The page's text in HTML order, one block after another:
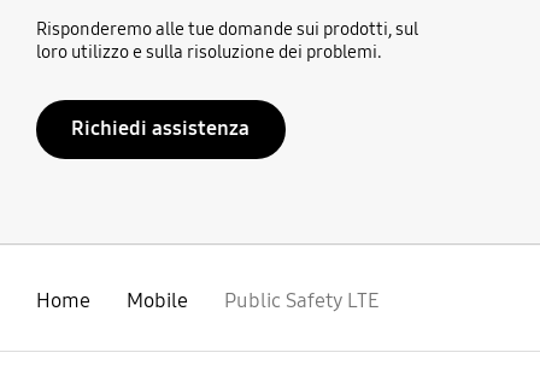
Risponderemo alle tue domande sui prodotti, sul
loro utilizzo e sulla risoluzione dei problemi.
Richiedi assistenza
Home Mobile Public Safety LTE